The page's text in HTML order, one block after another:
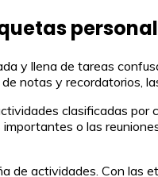
y llena de tareas
notas y recordatorios,
clasificadas
o las
de actividades. Con